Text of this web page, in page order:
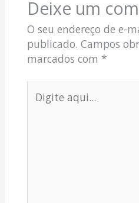
Deixe um
O seu endereço de e-
publicado. Campos
marcados com *
aqui...